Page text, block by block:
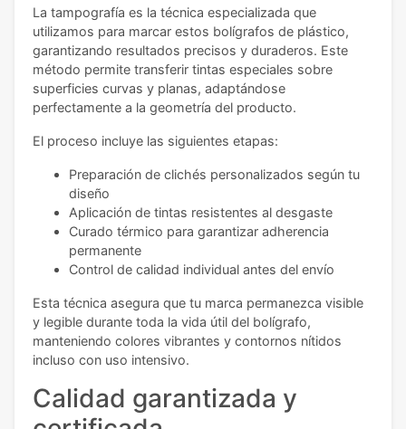
La tampografía es la técnica especializada que
utilizamos para marcar estos bolígrafos de plástico,
garantizando resultados precisos y duraderos. Este
método permite transferir tintas especiales sobre
superficies curvas y planas, adaptándose
perfectamente a la geometría del producto.
El proceso incluye las siguientes etapas:
Preparación de clichés personalizados según tu
diseño
Aplicación de tintas resistentes al desgaste
Curado térmico para garantizar adherencia
permanente
Control de calidad individual antes del envío
Esta técnica asegura que tu marca permanezca visible
y legible durante toda la vida útil del bolígrafo,
manteniendo colores vibrantes y contornos nítidos
incluso con uso intensivo.
Calidad garantizada y